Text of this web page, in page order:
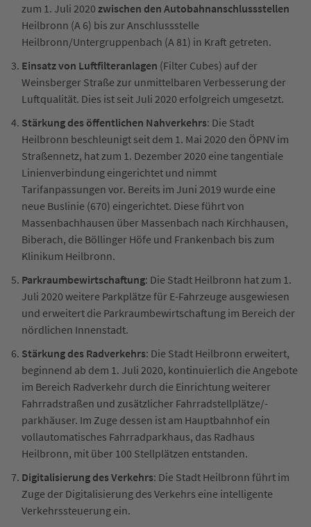
zum 1. Juli 2020 zwischen den Autobahnanschlussstellen
Heilbronn (A 6) bis zur Anschlussstelle
Heilbronn/Untergruppenbach (A 81) in Kraft getreten.
Einsatz von Luftfilteranlagen (Filter Cubes) auf der
Weinsberger Straße zur unmittelbaren Verbesserung der
Luftqualität. Dies ist seit Juli 2020 erfolgreich umgesetzt.
Stärkung des öffentlichen Nahverkehrs: Die Stadt
Heilbronn beschleunigt seit dem 1. Mai 2020 den ÖPNV im
Straßennetz, hat zum 1. Dezember 2020 eine tangentiale
Linienverbindung eingerichtet und nimmt
Tarifanpassungen vor. Bereits im Juni 2019 wurde eine
neue Buslinie (670) eingerichtet. Diese führt von
Massenbachhausen über Massenbach nach Kirchhausen,
Biberach, die Böllinger Höfe und Frankenbach bis zum
Klinikum Heilbronn.
Parkraumbewirtschaftung: Die Stadt Heilbronn hat zum 1.
Juli 2020 weitere Parkplätze für E-Fahrzeuge ausgewiesen
und erweitert die Parkraumbewirtschaftung im Bereich der
nördlichen Innenstadt.
Stärkung des Radverkehrs: Die Stadt Heilbronn erweitert,
beginnend ab dem 1. Juli 2020, kontinuierlich die Angebote
im Bereich Radverkehr durch die Einrichtung weiterer
Fahrradstraßen und zusätzlicher Fahrradstellplätze/-
parkhäuser. Im Zuge dessen ist am Hauptbahnhof ein
vollautomatisches Fahrradparkhaus, das Radhaus
Heilbronn, mit über 100 Stellplätzen entstanden.
Digitalisierung des Verkehrs: Die Stadt Heilbronn führt im
Zuge der Digitalisierung des Verkehrs eine intelligente
Verkehrssteuerung ein.